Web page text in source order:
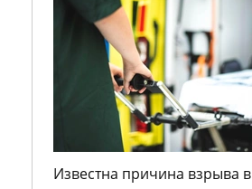
Известна причина взрыва в